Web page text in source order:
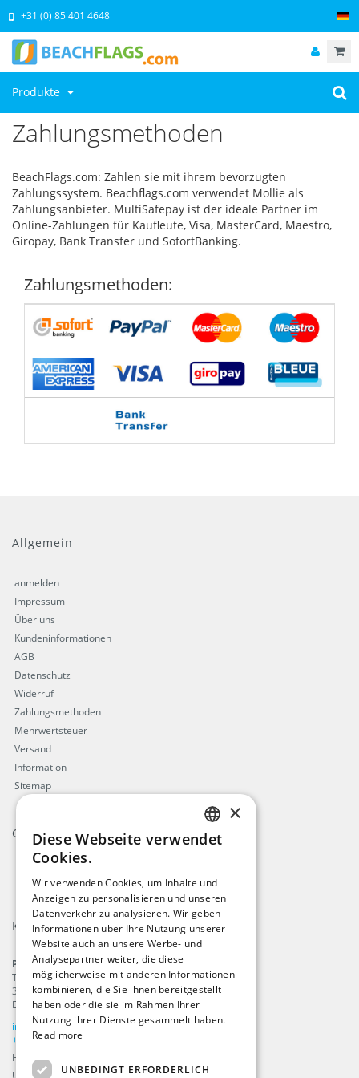
Produkte
+31 (0) 85 401 4648
Zahlungsmethoden
BeachFlags.com: Zahlen sie mit ihrem bevorzugten
Zahlungssystem. Beachflags.com verwendet Mollie als
Zahlungsanbieter. MultiSafepay ist der ideale Partner im
Online-Zahlungen für Kaufleute, Visa, MasterCard, Maestro,
Giropay, Bank Transfer und SofortBanking.
Zahlungsmethoden:
Allgemein
anmelden
Impressum
Über uns
Kundeninformationen
AGB
Datenschutz
Widerruf
Zahlungsmethoden
Mehrwertsteuer
Versand
Information
Sitemap
Gütesiegel
Kontakt
ProFlags B.V.
Tilbury 8
3897 AC,Zeewolde
Die Niederlande
info@beachflags.com
+31 (0) 85 401 4648
Handelskammer: 92559840
USt-IdNr: NL866099657B01
ENGLISH
GERMAN
FRENCH
×
Diese Webseite verwendet
Cookies.
Wir verwenden Cookies, um Inhalte und
Anzeigen zu personalisieren und unseren
Datenverkehr zu analysieren. Wir geben
Informationen über Ihre Nutzung unserer
Website auch an unsere Werbe- und
Analysepartner weiter, die diese
möglicherweise mit anderen Informationen
kombinieren, die Sie ihnen bereitgestellt
haben oder die sie im Rahmen Ihrer
Nutzung ihrer Dienste gesammelt haben.
Read more
UNBEDINGT ERFORDERLICH